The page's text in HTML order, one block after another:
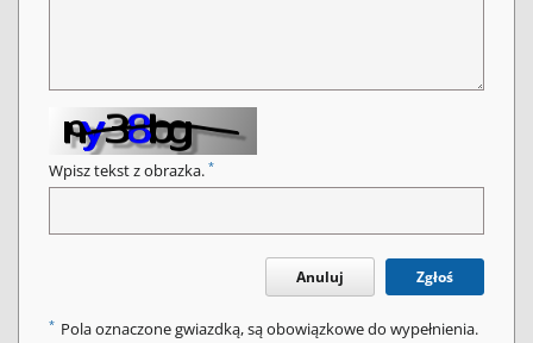
Wpisz tekst z obrazka. *
Anuluj Zgłoś
* Pola oznaczone gwiazdką, są obowiązkowe do wypełnienia.